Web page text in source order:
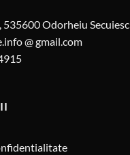
535600 Odorheiu Secuiesc
@ gmail.com